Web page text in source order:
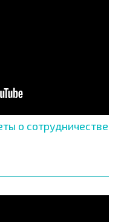
о сотрудничестве